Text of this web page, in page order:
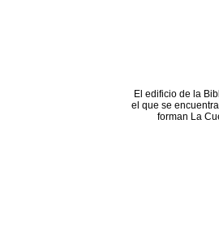
El edificio de la
el que se
forman La